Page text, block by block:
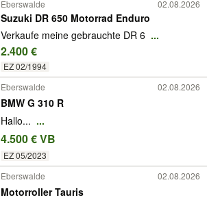
Eberswalde 02.08.2026
Suzuki DR 650 Motorrad Enduro
Verkaufe meine gebrauchte DR 6 ...
2.400 €
EZ 02/1994
Eberswalde 02.08.2026
BMW G 310 R
Hallo... ...
4.500 € VB
EZ 05/2023
Eberswalde 02.08.2026
Motorroller Tauris